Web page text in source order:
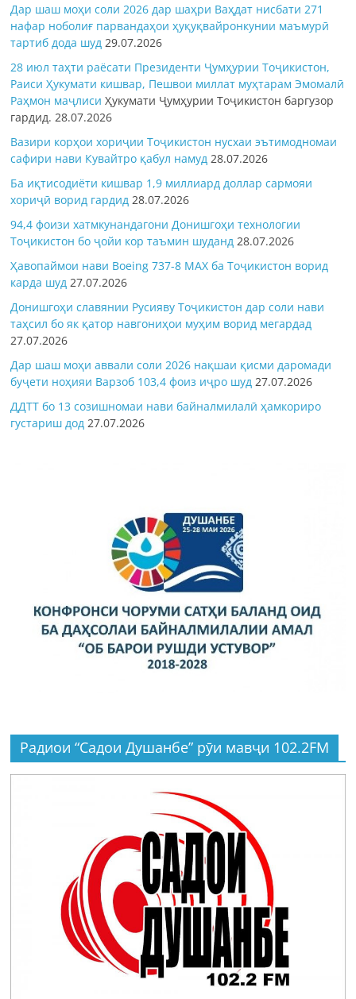
Дар шаш моҳи соли 2026 дар шаҳри Ваҳдат нисбати 271
нафар ноболиғ парвандаҳои ҳуқуқвайронкунии маъмурӣ
тартиб дода шуд 29.07.2026
28 июл таҳти раёсати Президенти Ҷумҳурии Тоҷикистон,
Раиси Ҳукумати кишвар, Пешвои миллат муҳтарам Эмомалӣ
Раҳмон маҷлисиҲукумати Ҷумҳурии Тоҷикистон баргузор
гардид.28.07.2026
Вазири корҳои хориҷии Тоҷикистон нусхаи эътимодномаи
сафири нави Кувайтро қабул намуд 28.07.2026
Ба иқтисодиёти кишвар 1,9 миллиард доллар сармояи
хориҷӣ ворид гардид 28.07.2026
94,4 фоизи хатмкунандагони Донишгоҳи технологии
Тоҷикистон бо ҷойи кор таъмин шуданд 28.07.2026
Ҳавопаймои нави Boeing 737-8 MAX ба Тоҷикистон ворид
карда шуд 27.07.2026
Донишгоҳи славянии Русияву Тоҷикистон дар соли нави
таҳсил бо як қатор навгониҳои муҳим ворид мегардад
27.07.2026
Дар шаш моҳи аввали соли 2026 нақшаи қисми даромади
буҷети ноҳияи Варзоб 103,4 фоиз иҷро шуд 27.07.2026
ДДТТ бо 13 созишномаи нави байналмилалӣ ҳамкориро
густариш дод 27.07.2026
Радиои “Садои Душанбе” рӯи мавҷи 102.2FM